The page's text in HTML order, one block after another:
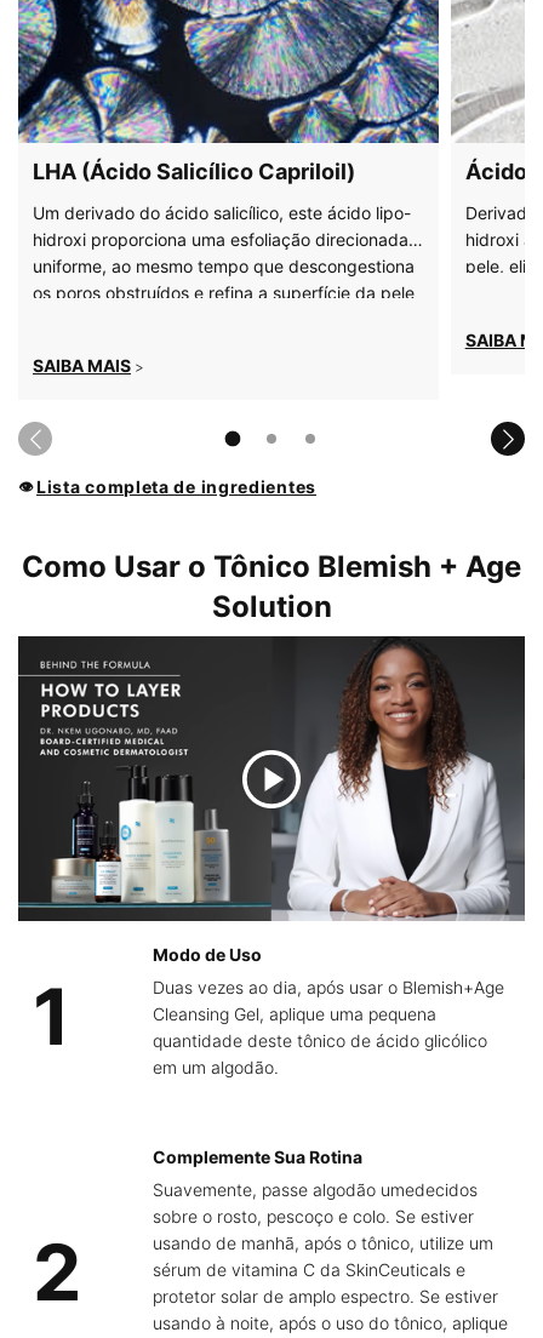
LHA (Ácido Salicílico Capriloil)
Um derivado do ácido salicílico, este ácido lipo-
hidroxi proporciona uma esfoliação direcionada e
uniforme, ao mesmo tempo que descongestiona
os poros obstruídos e refina a superfície da pele
SAIBA MAIS >
Ácido
hidroxi
pele,
SAIBA
👁Lista completa de ingredientes
PDP Product How to Use Section
Como Usar o Tônico Blemish + Age
Solution
1
Modo de Uso
Duas vezes ao dia, após usar o Blemish+Age
Cleansing Gel, aplique uma pequena
quantidade deste tônico de ácido glicólico
em um algodão.
2
Complemente Sua Rotina
Suavemente, passe algodão umedecidos
sobre o rosto, pescoço e colo. Se estiver
usando de manhã, após o tônico, utilize um
sérum de vitamina C da SkinCeuticals e
protetor solar de amplo espectro. Se estiver
usando à noite, após o uso do tônico, aplique